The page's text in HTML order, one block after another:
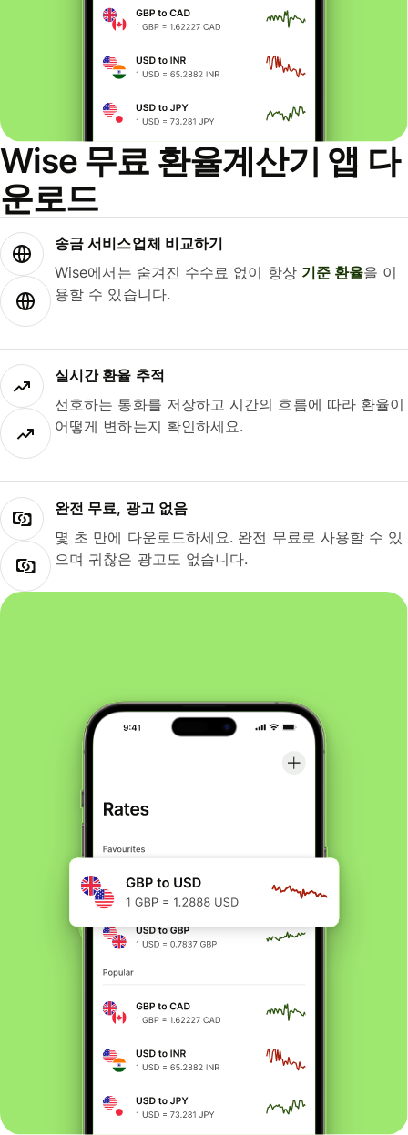
Wise 무료 환율계산기 앱 다
운로드
송금 서비스업체 비교하기
Wise에서는 숨겨진 수수료 없이 항상 기준 환율을 이
용할 수 있습니다.
실시간 환율 추적
선호하는 통화를 저장하고 시간의 흐름에 따라 환율이
어떻게 변하는지 확인하세요.
완전 무료, 광고 없음
몇 초 만에 다운로드하세요. 완전 무료로 사용할 수 있
으며 귀찮은 광고도 없습니다.